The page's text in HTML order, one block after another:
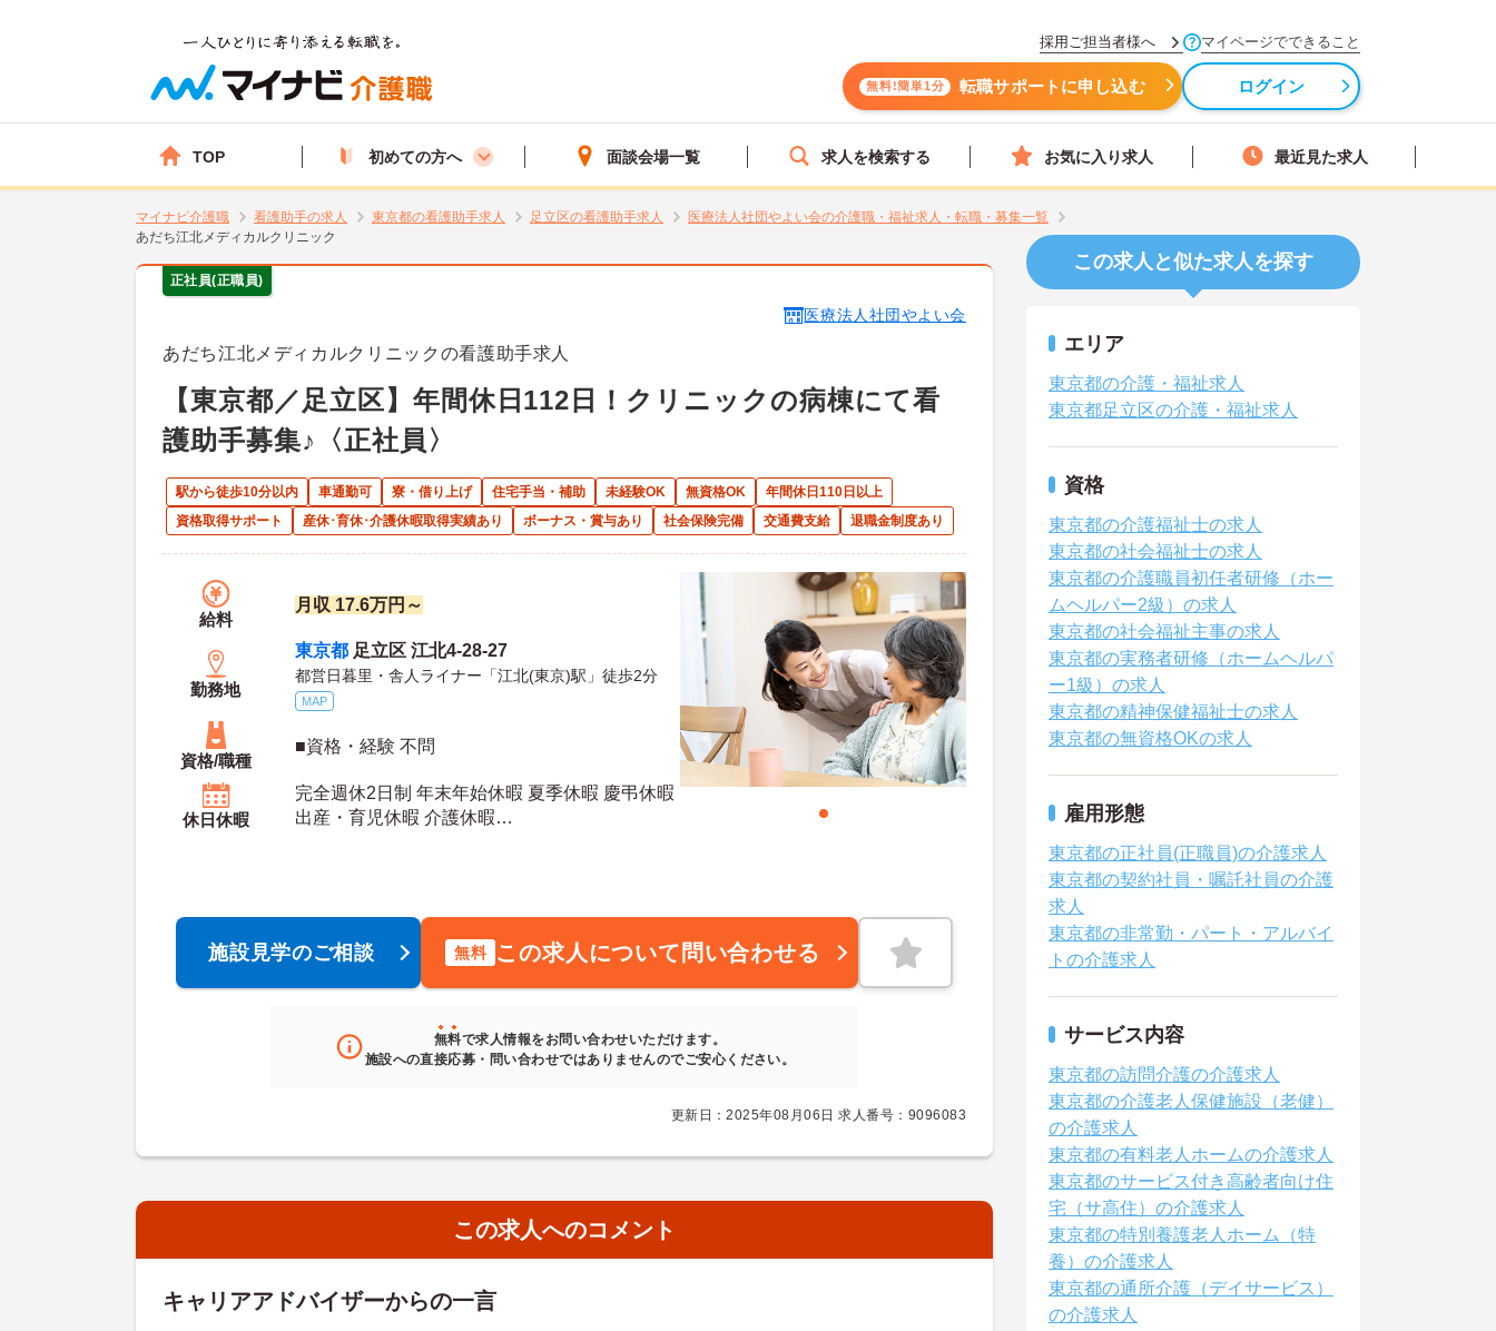
採用ご担当者様へ マイページでできること
無料!簡単1分 転職サポートに申し込む ログイン
TOP 初めての方へ 面談会場一覧 求人を検索する お気に入り求人 最近見た求人
マイナビ介護職 看護助手の求人 東京都の看護助手求人 足立区の看護助手求人
医療法人社団やよい会の介護職・福祉求人・転職・募集一覧
あだち江北メディカルクリニック
正社員(正職員)
医療法人社団やよい会
あだち江北メディカルクリニックの看護助手求人
【東京都／足立区】年間休日112日！クリニックの病棟にて看
護助手募集♪〈正社員〉
駅から徒歩10分以内 車通勤可 寮・借り上げ 住宅手当・補助 未経験OK 無資格OK
年間休日110日以上
資格取得サポート
産休･育休･介護休暇取得実績あり ボーナス・賞与あり 社会保険完備 交通費支給 退職金制度あり
給料
月収 17.6万円～
勤務地
東京都 足立区 江北4-28-27
都営日暮里・舎人ライナー「江北(東京)駅」徒歩2分
MAP
資格/職種
■資格・経験 不問
休日休暇
完全週休2日制 年末年始休暇 夏季休暇 慶弔休暇
出産・育児休暇 介護休暇
施設見学のご相談 無料 この求人について問い合わせる
無料で求人情報をお問い合わせいただけます。
施設への直接応募・問い合わせではありませんのでご安心ください。
更新日：2025年08月06日 求人番号：9096083
この求人へのコメント
キャリアアドバイザーからの一言
この求人と似た求人を探す
エリア
東京都の介護・福祉求人
東京都足立区の介護・福祉求人
資格
東京都の介護福祉士の求人
東京都の社会福祉士の求人
東京都の介護職員初任者研修（ホー
ムヘルパー2級）の求人
東京都の社会福祉主事の求人
東京都の実務者研修（ホームヘルパ
ー1級）の求人
東京都の精神保健福祉士の求人
東京都の無資格OKの求人
雇用形態
東京都の正社員(正職員)の介護求人
東京都の契約社員・嘱託社員の介護
求人
東京都の非常勤・パート・アルバイ
トの介護求人
サービス内容
東京都の訪問介護の介護求人
東京都の介護老人保健施設（老健）
の介護求人
東京都の有料老人ホームの介護求人
東京都のサービス付き高齢者向け住
宅（サ高住）の介護求人
東京都の特別養護老人ホーム（特
養）の介護求人
東京都の通所介護（デイサービス）
の介護求人